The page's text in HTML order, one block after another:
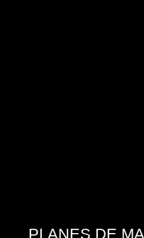
PLANES DE